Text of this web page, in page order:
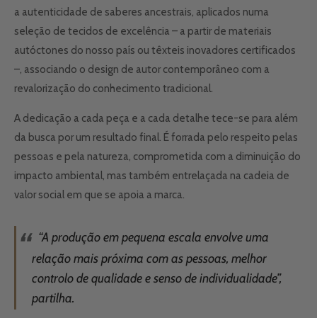
a autenticidade de saberes ancestrais, aplicados numa
seleção de tecidos de excelência – a partir de materiais
autóctones do nosso país ou têxteis inovadores certificados
–, associando o design de autor contemporâneo com a
revalorização do conhecimento tradicional.
A dedicação a cada peça e a cada detalhe tece-se para além
da busca por um resultado final. É forrada pelo respeito pelas
pessoas e pela natureza, comprometida com a diminuição do
impacto ambiental, mas também entrelaçada na cadeia de
valor social em que se apoia a marca.
“A produção em pequena escala envolve uma
relação mais próxima com as pessoas, melhor
controlo de qualidade e senso de individualidade”,
partilha.